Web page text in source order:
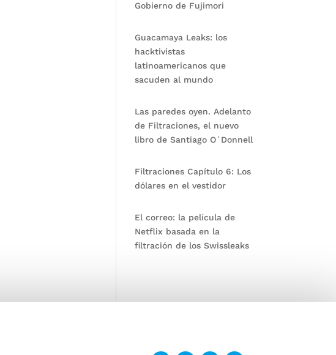
Gobierno de Fujimori
Guacamaya Leaks: los
hacktivistas
latinoamericanos que
sacuden al mundo
Las paredes oyen. Adelanto
de Filtraciones, el nuevo
libro de Santiago O´Donnell
Filtraciones Capítulo 6: Los
dólares en el vestidor
El correo: la película de
Netflix basada en la
filtración de los Swissleaks